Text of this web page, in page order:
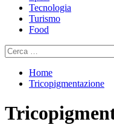
Tecnologia
Turismo
Food
Ricerca
per:
Home
Tricopigmentazione